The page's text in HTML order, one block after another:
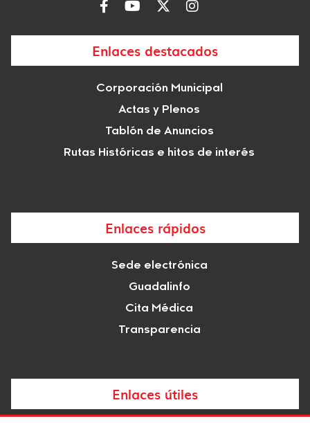
Enlaces destacados
Corporación Municipal
Actas y Plenos
Tablón de Anuncios
Rutas Históricas e hitos de interés
Enlaces rápidos
Sede electrónica
Guadalinfo
Cita Médica
Transparencia
Enlaces útiles